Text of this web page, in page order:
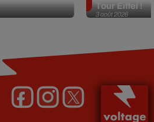
3 août 2026
Tour Eiffel !